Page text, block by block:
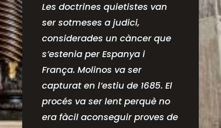
Les doctrines quietistes van
ser sotmeses a judici,
considerades un càncer que
s’estenia per Espanya i
França. Molinos va ser
capturat en l’estiu de 1685. El
procés va ser lent perquè no
era fàcil aconseguir proves de